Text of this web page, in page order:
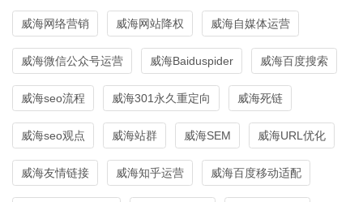
威海网络营销 威海网站降权 威海自媒体运营
威海微信公众号运营 威海Baiduspider 威海百度搜索
威海seo流程 威海301永久重定向 威海死链
威海seo观点 威海站群 威海SEM 威海URL优化
威海友情链接 威海知乎运营 威海百度移动适配